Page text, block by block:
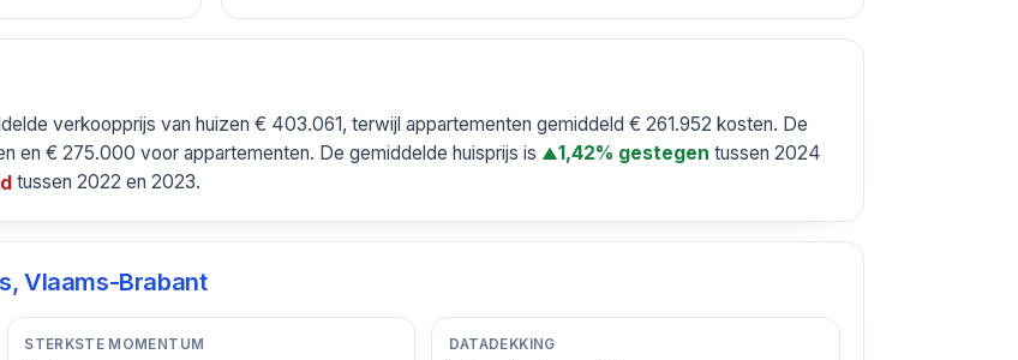
verkoopprijs van huizen € 403.061, terwijl appartementen gemiddeld € 261.952 kosten. De
en € 275.000 voor appartementen. De gemiddelde huisprijs is ▲1,42% gestegen tussen 2024
tussen 2022 en 2023.
Vlaams-Brabant
STERKSTE MOMENTUM DATADEKKING